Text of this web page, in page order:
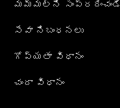
మమ్మల్ని సంప్రదించండి
సేవా నిబంధనలు
గోప్యతా విధానం
చందా విధానం